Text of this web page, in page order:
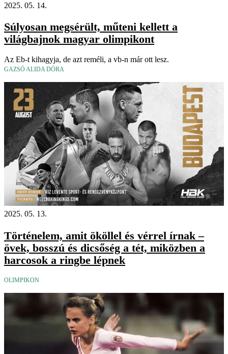
2025. 05. 14.
Súlyosan megsérült, műteni kellett a
világbajnok magyar olimpikont
Az Eb-t kihagyja, de azt reméli, a vb-n már ott lesz.
GAZSÓ ALIDA DÓRA
2025. 05. 13.
Történelem, amit ököllel és vérrel írnak –
övek, bosszú és dicsőség a tét, miközben a
harcosok a ringbe lépnek
OLIMPIKON